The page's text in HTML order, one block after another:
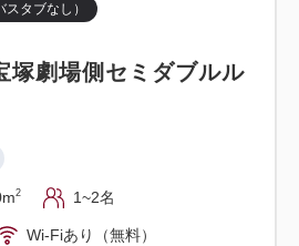
タブなし）
塚劇場側セミダブルル
2 1~2名
Wi-Fiあり（無料）